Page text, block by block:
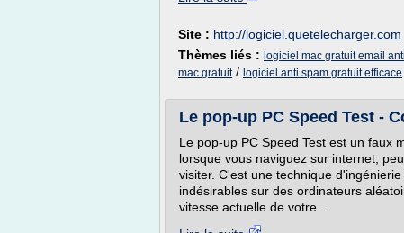
Site : http://logiciel.quetelecharger.com
Thèmes liés : logiciel mac gratuit email
mac gratuit/ logiciel anti spam gratuit efficace
Le pop-up PC Speed Test -
Le pop-up PC Speed Test est un faux
lorsque vous naviguez sur internet,
visiter. C'est une technique
indésirables sur des ordinateurs
vitesse actuelle de votre...